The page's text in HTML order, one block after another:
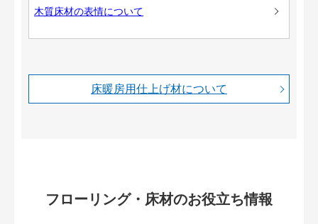
木質床材の表情について
床暖房用仕上げ材について
フローリング・床材のお役立ち情報